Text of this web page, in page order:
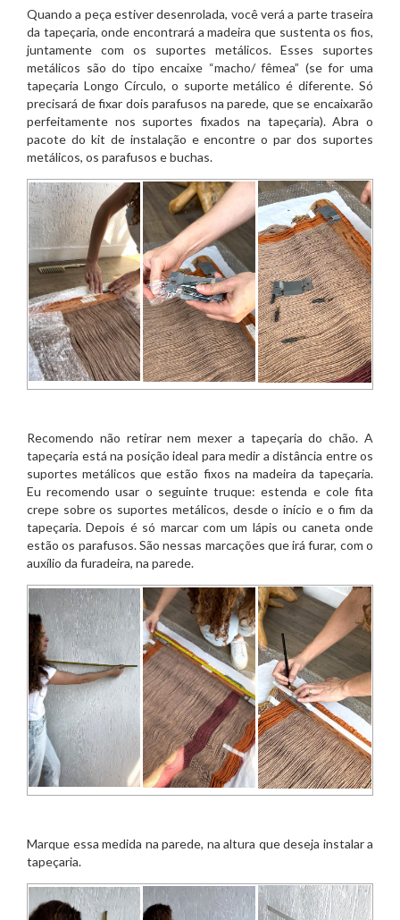
Quando a peça estiver desenrolada, você verá a parte traseira
da tapeçaria, onde encontrará a madeira que sustenta os fios,
juntamente com os suportes metálicos. Esses suportes
metálicos são do tipo encaixe “macho/ fêmea” (se for uma
tapeçaria Longo Círculo, o suporte metálico é diferente. Só
precisará de fixar dois parafusos na parede, que se encaixarão
perfeitamente nos suportes fixados na tapeçaria). Abra o
pacote do kit de instalação e encontre o par dos suportes
metálicos, os parafusos e buchas.
Recomendo não retirar nem mexer a tapeçaria do chão. A
tapeçaria está na posição ideal para medir a distância entre os
suportes metálicos que estão fixos na madeira da tapeçaria.
Eu recomendo usar o seguinte truque: estenda e cole fita
crepe sobre os suportes metálicos, desde o início e o fim da
tapeçaria. Depois é só marcar com um lápis ou caneta onde
estão os parafusos. São nessas marcações que irá furar, com o
auxílio da furadeira, na parede.
Marque essa medida na parede, na altura que deseja instalar a
tapeçaria.